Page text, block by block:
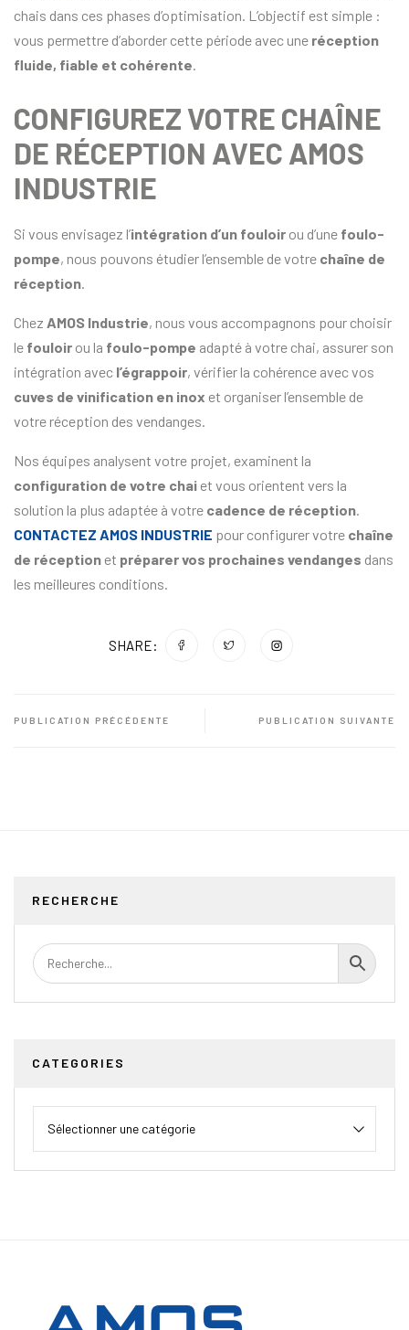
RECHERCHE
CATEGORIES
chais dans ces phases d’optimisation. L’objectif est simple :
vous permettre d’aborder cette période avec une réception
fluide, fiable et cohérente.
CONFIGUREZ VOTRE CHAÎNE
DE RÉCEPTION AVEC AMOS
INDUSTRIE
Si vous envisagez l’intégration d’un fouloir ou d’une foulo-
pompe, nous pouvons étudier l’ensemble de votre chaîne de
réception.
Chez AMOS Industrie, nous vous accompagnons pour choisir
le fouloir ou la foulo-pompe adapté à votre chai, assurer son
intégration avec l’égrappoir, vérifier la cohérence avec vos
cuves de vinification en inox et organiser l’ensemble de
votre réception des vendanges.
Nos équipes analysent votre projet, examinent la
configuration de votre chai et vous orientent vers la
solution la plus adaptée à votre cadence de réception.
CONTACTEZ AMOS INDUSTRIE pour configurer votre chaîne
de réception et préparer vos prochaines vendanges dans
les meilleures conditions.
SHARE:
PUBLICATION PRÉCÉDENTE PUBLICATION SUIVANTE